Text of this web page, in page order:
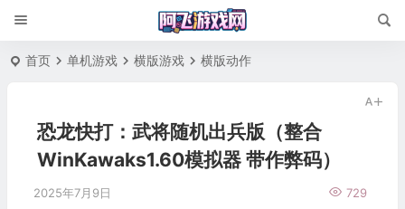
首页 单机游戏 横版游戏 横版动作
恐龙快打：武将随机出兵版（整合
WinKawaks1.60模拟器 带作弊码）
2025年7月9日 729